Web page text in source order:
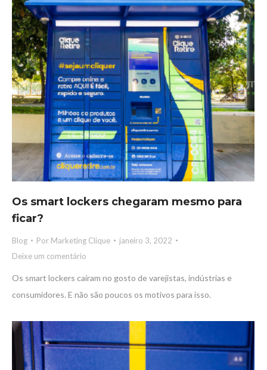
Os smart lockers chegaram mesmo para
ficar?
Blog Por Marketing Clique
janeiro 3, 2022
Deixe um comentário
Os smart lockers caíram no gosto de varejistas, indústrias e
consumidores. E não são poucos os motivos para isso.